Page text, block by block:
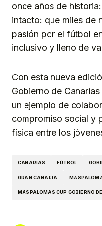
once años de
intacto: que miles de
pasión por el fútbol
inclusivo y lleno de
Con esta nueva
Gobierno de
un ejemplo de
compromiso social y
física entre los
CANARIAS FÚTBOL
GRAN CANARIA
MASPALOMAS CUP GOBIERNO